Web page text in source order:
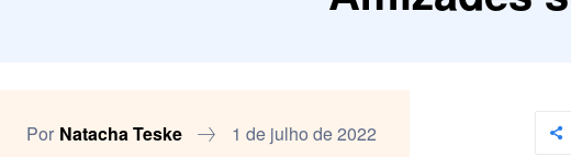
Por Natacha Teske 1 de julho de 2022